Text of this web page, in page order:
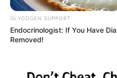
GLYCOGEN SUPPORT
Endocrinologist: If You Have
Removed!